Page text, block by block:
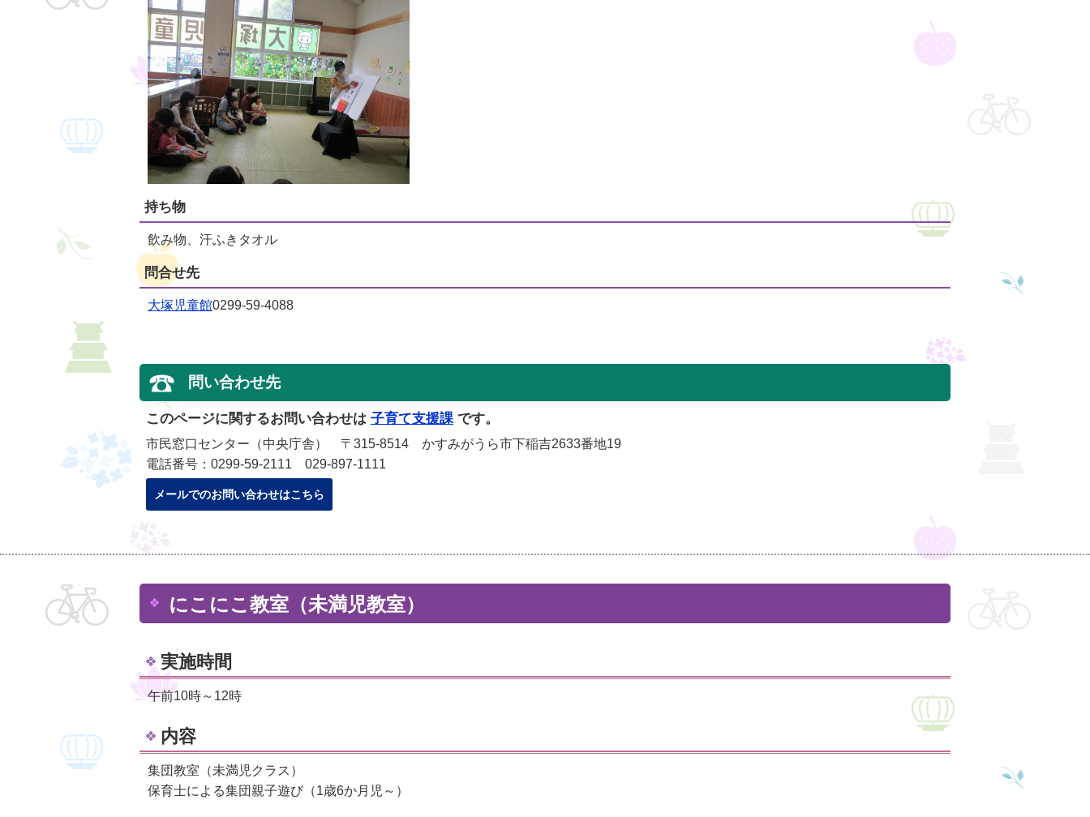
持ち物
飲み物、汗ふきタオル
問合せ先
大塚児童館0299-59-4088
問い合わせ先
このページに関するお問い合わせは 子育て支援課 です。
市民窓口センター（中央庁舎） 〒315-8514 かすみがうら市下稲吉2633番地19
電話番号：0299-59-2111 029-897-1111
メールでのお問い合わせはこちら
にこにこ教室（未満児教室）
実施時間
午前10時～12時
内容
集団教室（未満児クラス）
保育士による集団親子遊び（1歳6か月児～）